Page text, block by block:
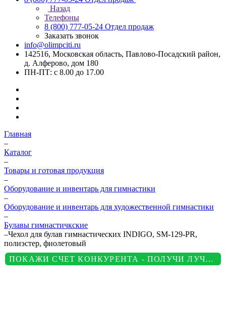
Назад
Телефоны
8 (800) 777-05-24 Отдел продаж
Заказать звонок
info@olimpciti.ru
142516, Московская область, Павлово-Посадский район,
д. Алферово, дом 180
ПН-ПТ: с 8.00 до 17.00
Главная
–
Каталог
–
Товары и готовая продукция
–
Оборудование и инвентарь для гимнастики
–
Оборудование и инвентарь для художественной гимнастики
–
Булавы гимнастичкские
–Чехол для булав гимнастических INDIGO, SM-129-PR,
полиэстер, фиолетовый
ПОКАЖИ СЧЕТ КОНКУРЕНТА - ПОЛУЧИ ЛУЧШУЮ ЦЕНУ